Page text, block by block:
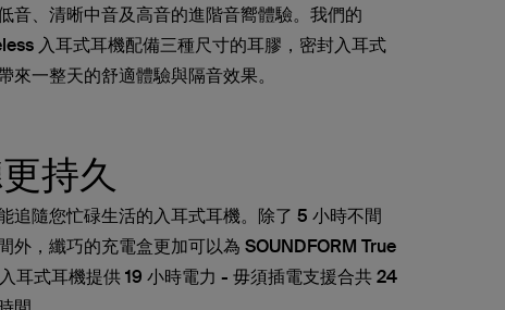
音、清晰中音及高音的進階音嚮體驗。我們的
入耳式耳機配備三種尺寸的耳膠，密封入耳式
來一整天的舒適體驗與隔音效果。
持久
追隨您忙碌生活的入耳式耳機。除了 5 小時不間
外，纖巧的充電盒更加可以為 SOUNDFORM True
耳式耳機提供 19 小時電力 - 毋須插電支援合共 24